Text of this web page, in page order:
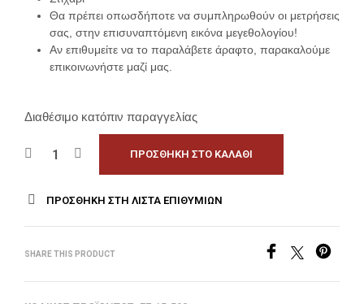
Θα πρέπει οπωσδήποτε να συμπληρωθούν οι μετρήσεις
σας, στην επισυναπτόμενη εικόνα μεγεθολογίου!
Αν επιθυμείτε να το παραλάβετε άραφτο, παρακαλούμε
επικοινωνήστε μαζί μας.
Διαθέσιμο κατόπιν παραγγελίας
ΠΡΟΣΘΉΚΗ ΣΤΟ ΚΑΛΆΘΙ
ΠΡΟΣΘΉΚΗ ΣΤΗ ΛΊΣΤΑ ΕΠΙΘΥΜΙΏΝ
SHARE THIS PRODUCT